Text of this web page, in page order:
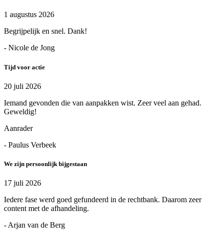
1 augustus 2026
Begrijpelijk en snel. Dank!
- Nicole de Jong
Tijd voor actie
20 juli 2026
Iemand gevonden die van aanpakken wist. Zeer veel aan gehad.
Geweldig!
Aanrader
- Paulus Verbeek
We zijn persoonlijk bijgestaan
17 juli 2026
Iedere fase werd goed gefundeerd in de rechtbank. Daarom zeer
content met de afhandeling.
- Arjan van de Berg